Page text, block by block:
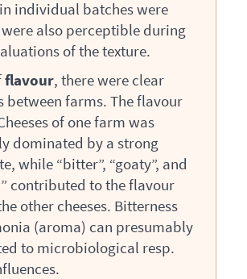
individual batches were
also perceptible during
of the texture.
flavour, there were clear
between farms. The flavour
of one farm was
dominated by a strong
while “bitter”, “goaty”, and
contributed to the flavour
other cheeses. Bitterness
(aroma) can presumably
to microbiological resp.